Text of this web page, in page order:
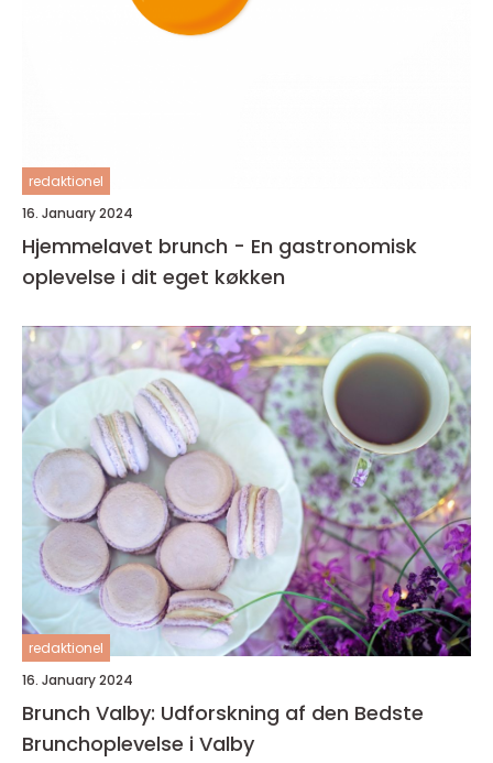
redaktionel
16. January 2024
Hjemmelavet brunch - En gastronomisk
oplevelse i dit eget køkken
redaktionel
16. January 2024
Brunch Valby: Udforskning af den Bedste
Brunchoplevelse i Valby